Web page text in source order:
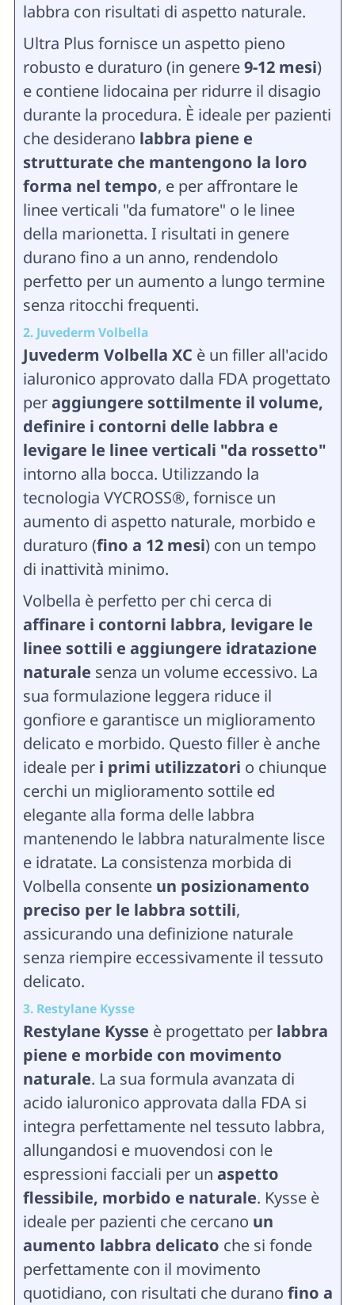
labbra con risultati di aspetto naturale.
Ultra Plus fornisce un aspetto pieno
robusto e duraturo (in genere9-12 mesi)
e contiene lidocaina per ridurre il disagio
durante la procedura. È ideale per pazienti
che desiderano labbra piene e
strutturate che mantengono la loro
forma nel tempo, e per affrontare le
linee verticali "da fumatore" o le linee
della marionetta. I risultati in genere
durano fino a un anno, rendendolo
perfetto per un aumento a lungo termine
senza ritocchi frequenti.
2. Juvederm Volbella
Juvederm Volbella XC è un filler all'acido
ialuronico approvato dalla FDA progettato
peraggiungere sottilmente il volume,
definire i contorni delle labbra e
levigare le linee verticali "da rossetto"
intorno alla bocca. Utilizzando la
tecnologia VYCROSS®, fornisce un
aumento di aspetto naturale, morbido e
duraturo (fino a 12 mesi) con un tempo
di inattività minimo.
Volbella è perfetto per chi cerca di
affinare i contorni labbra, levigare le
linee sottili e aggiungere idratazione
naturale senza un volume eccessivo. La
sua formulazione leggera riduce il
gonfiore e garantisce un miglioramento
delicato e morbido. Questo filler è anche
ideale per i primi utilizzatori o chiunque
cerchi un miglioramento sottile ed
elegante alla forma delle labbra
mantenendo le labbra naturalmente lisce
e idratate. La consistenza morbida di
Volbella consente un posizionamento
preciso per le labbra sottili,
assicurando una definizione naturale
senza riempire eccessivamente il tessuto
delicato.
3. Restylane Kysse
Restylane Kysse è progettato per labbra
piene e morbide con movimento
naturale. La sua formula avanzata di
acido ialuronico approvata dalla FDA si
integra perfettamente nel tessuto labbra,
allungandosi e muovendosi con le
espressioni facciali per un aspetto
flessibile, morbido e naturale. Kysse è
ideale per pazienti che cercano un
aumento labbra delicato che si fonde
perfettamente con il movimento
quotidiano, con risultati che durano fino a